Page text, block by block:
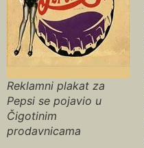
Reklamni plakat za
Pepsi se pojavio u
Čigotinim
prodavnicama